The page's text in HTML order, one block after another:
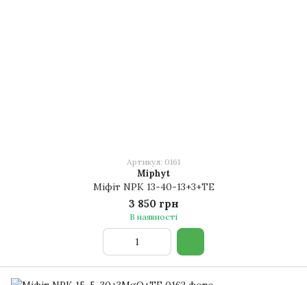
Артикул: 0161
Miphyt
Міфіт NPK 13-40-13+3+TE
3 850 грн
В наявності